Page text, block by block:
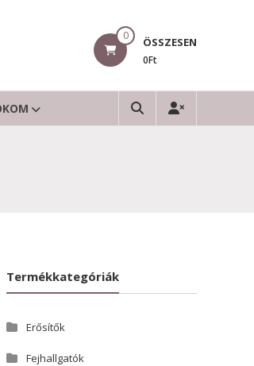
0 ÖSSZESEN
0Ft
Termékkategóriák
Erősítők
Fejhallgatók